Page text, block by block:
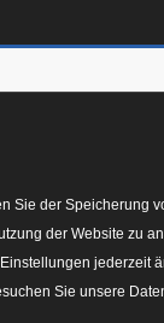
Sie der Speicherung
der Website zu
jederzeit
Sie unsere